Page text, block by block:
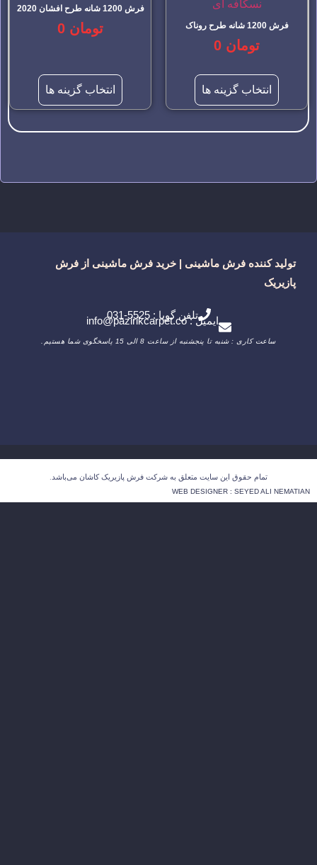
فرش 1200 شانه طرح روناک
تومان
انتخاب گزینه ها
فرش 1200 شانه طرح افشان 2020
تومان
انتخاب گزینه ها
تولید کننده فرش ماشینی | خرید فرش ماشینی از فرش
پازیریک
تلفن گویا : 5525-031ایمیل : info@pazirikcarpet.co
ساعت کاری : شنبه تا پنجشنبه از ساعت 8 الی 15 پاسخگوی شما هستیم.
تمام حقوق این سایت متعلق به شرکت فرش پازیریک کاشان می‌باشد.
WEB DESIGNER : SEYED ALI NEMATIAN